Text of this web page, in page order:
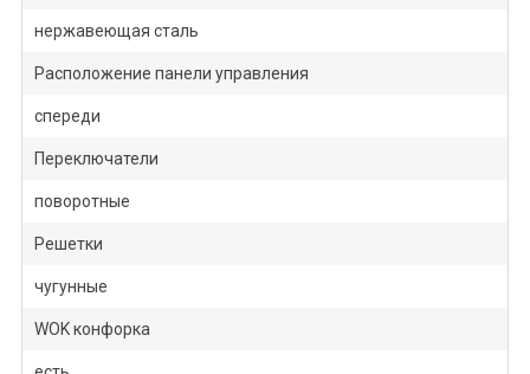
нержавеющая сталь
Расположение панели управления
спереди
Переключатели
поворотные
Решетки
чугунные
WOK конфорка